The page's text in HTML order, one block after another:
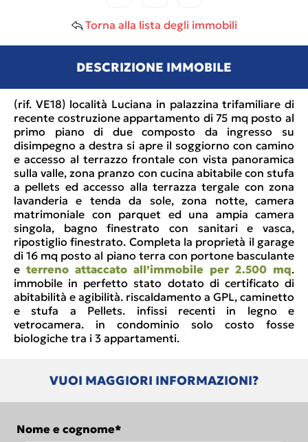
Torna alla lista degli immobili
DESCRIZIONE IMMOBILE
(rif. VE18) località Luciana in palazzina trifamiliare di
recente costruzione appartamento di 75 mq posto al
primo piano di due composto da ingresso su
disimpegno a destra si apre il soggiorno con camino
e accesso al terrazzo frontale con vista panoramica
sulla valle, zona pranzo con cucina abitabile con stufa
a pellets ed accesso alla terrazza tergale con zona
lavanderia e tenda da sole, zona notte, camera
matrimoniale con parquet ed una ampia camera
singola, bagno finestrato con sanitari e vasca,
ripostiglio finestrato. Completa la proprietà il garage
di 16 mq posto al piano terra con portone basculante
e terreno attaccato all’immobile per 2.500 mq.
immobile in perfetto stato dotato di certificato di
abitabilità e agibilità. riscaldamento a GPL, caminetto
e stufa a Pellets. infissi recenti in legno e
vetrocamera. in condominio solo costo fosse
biologiche tra i 3 appartamenti.
VUOI MAGGIORI INFORMAZIONI?
Nome e cognome*